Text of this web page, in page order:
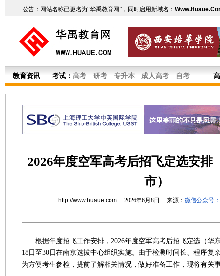
公告：网站名称已更名为“华禹教育网”，同时启用新域名：
教育资讯 考试： 高考 研考 专升本 成人高考 自考
2026年度空军高考后招飞定选安排
市）
http://www.huaue.com2026年6月8日 来源： 微信公众号
根据年度招飞工作安排，2026年度空军高考后招飞定选（华
18日至30日在南京选拔中心组织实施。由于检测时间长、程序复
为方便考生参检，提前了解相关情况，做好准备工作，现将有关